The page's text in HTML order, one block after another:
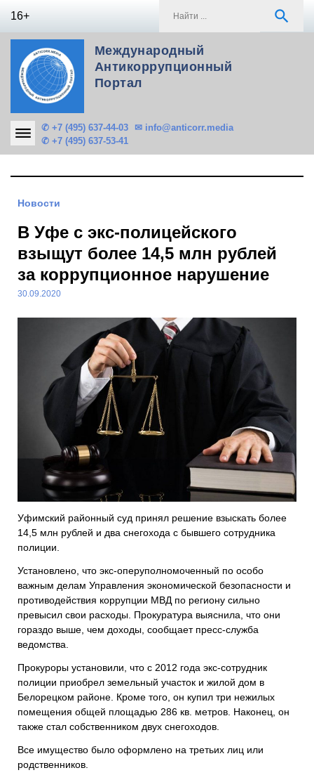
16+ search
Международный
Антикоррупционный
Портал
✆ +7 (495) 637-44-03
✆ +7 (495) 637-53-41
✉ info@anticorr.media
Новости
В Уфе с экс-полицейского
взыщут более 14,5 млн рублей
за коррупционное нарушение
30.09.2020
Уфимский районный суд принял решение взыскать более
14,5 млн рублей и два снегохода с бывшего сотрудника
полиции.
Установлено, что экс-оперуполномоченный по особо
важным делам Управления экономической безопасности и
противодействия коррупции МВД по региону сильно
превысил свои расходы. Прокуратура выяснила, что они
гораздо выше, чем доходы, сообщает пресс-служба
ведомства.
Прокуроры установили, что с 2012 года экс-сотрудник
полиции приобрел земельный участок и жилой дом в
Белорецком районе. Кроме того, он купил три нежилых
помещения общей площадью 286 кв. метров. Наконец, он
также стал собственником двух снегоходов.
Все имущество было оформлено на третьих лиц или
родственников.